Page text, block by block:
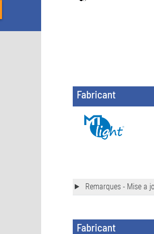
Fabricant
Remarques - Mise a
Fabricant